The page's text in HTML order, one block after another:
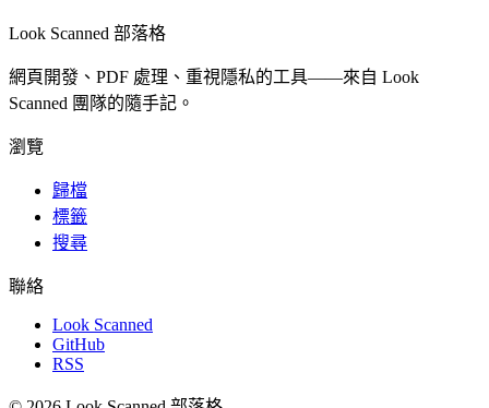
Look Scanned 部落格
網頁開發、PDF 處理、重視隱私的工具——來自 Look
Scanned 團隊的隨手記。
瀏覽
歸檔
標籤
搜尋
聯絡
Look Scanned
GitHub
RSS